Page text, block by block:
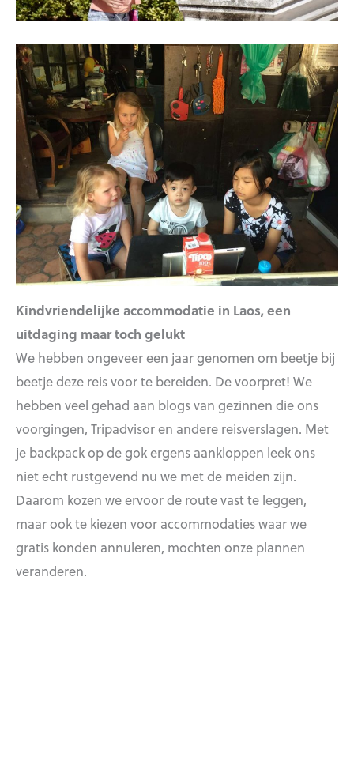
Kindvriendelijke accommodatie in Laos, een
uitdaging maar toch gelukt
We hebben ongeveer een jaar genomen om beetje bij
beetje deze reis voor te bereiden. De voorpret! We
hebben veel gehad aan blogs van gezinnen die ons
voorgingen, Tripadvisor en andere reisverslagen. Met
je backpack op de gok ergens aankloppen leek ons
niet echt rustgevend nu we met de meiden zijn.
Daarom kozen we ervoor de route vast te leggen,
maar ook te kiezen voor accommodaties waar we
gratis konden annuleren, mochten onze plannen
veranderen.